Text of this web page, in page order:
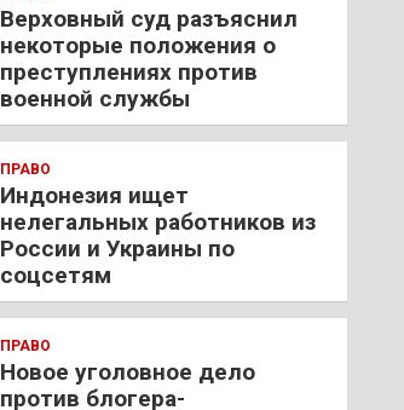
Верховный суд разъяснил
некоторые положения о
преступлениях против
военной службы
ПРАВО
Индонезия ищет
нелегальных работников из
России и Украины по
соцсетям
ПРАВО
Новое уголовное дело
против блогера-